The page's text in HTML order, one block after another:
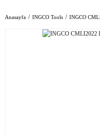
Anasayfa INGCO Tools INGCO